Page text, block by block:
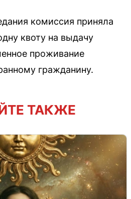
комиссия приняла
квоту на выдачу
проживание
гражданину.
ТАКЖЕ